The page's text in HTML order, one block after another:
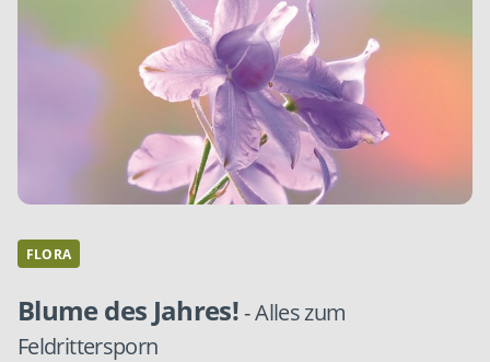
FLORA
Blume des Jahres!- Alles zum
Feldrittersporn